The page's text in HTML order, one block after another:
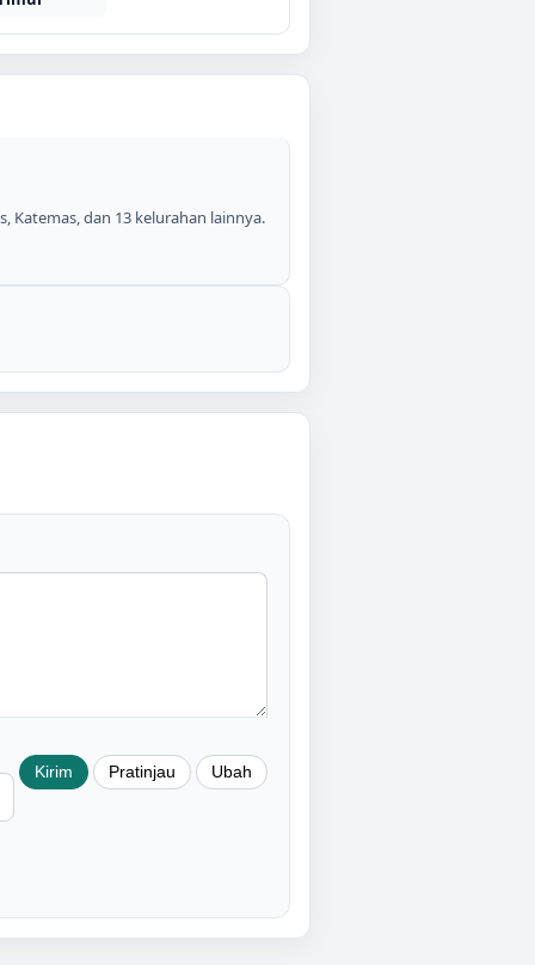
Katemas, dan 13 kelurahan lainnya.